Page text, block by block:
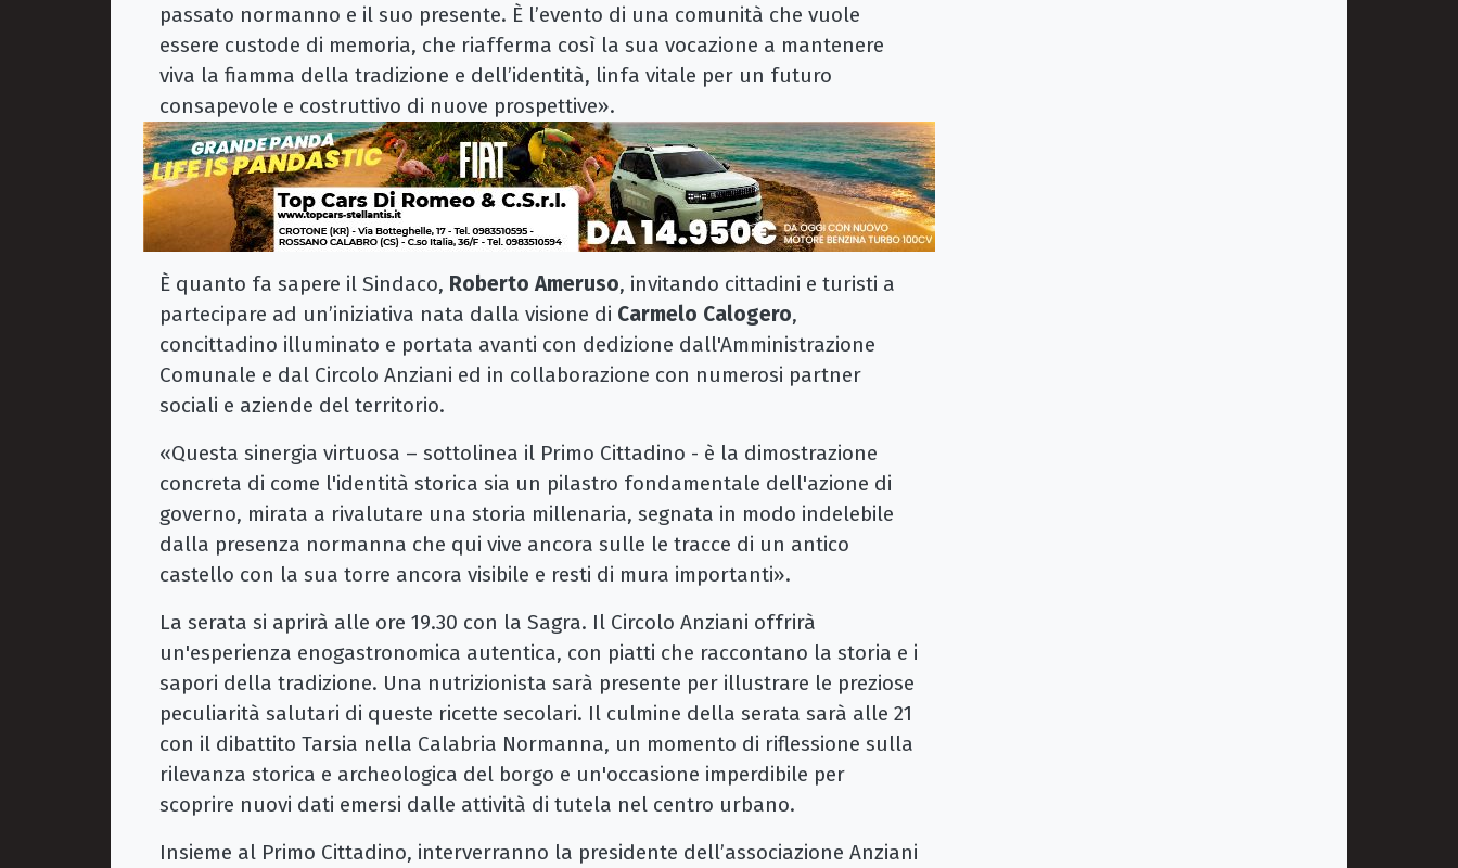
passato normanno e il suo presente. È l’evento di una comunità che vuole
essere custode di memoria, che riafferma così la sua vocazione a mantenere
viva la fiamma della tradizione e dell’identità, linfa vitale per un futuro
consapevole e costruttivo di nuove prospettive».
È quanto fa sapere il Sindaco, Roberto Ameruso, invitando cittadini e turisti a
partecipare ad un’iniziativa nata dalla visione di Carmelo Calogero,
concittadino illuminato e portata avanti con dedizione dall'Amministrazione
Comunale e dal Circolo Anziani ed in collaborazione con numerosi partner
sociali e aziende del territorio.
«Questa sinergia virtuosa – sottolinea il Primo Cittadino - è la dimostrazione
concreta di come l'identità storica sia un pilastro fondamentale dell'azione di
governo, mirata a rivalutare una storia millenaria, segnata in modo indelebile
dalla presenza normanna che qui vive ancora sulle le tracce di un antico
castello con la sua torre ancora visibile e resti di mura importanti».
La serata si aprirà alle ore 19.30 con la Sagra. Il Circolo Anziani offrirà
un'esperienza enogastronomica autentica, con piatti che raccontano la storia e i
sapori della tradizione. Una nutrizionista sarà presente per illustrare le preziose
peculiarità salutari di queste ricette secolari. Il culmine della serata sarà alle 21
con il dibattito Tarsia nella Calabria Normanna, un momento di riflessione sulla
rilevanza storica e archeologica del borgo e un'occasione imperdibile per
scoprire nuovi dati emersi dalle attività di tutela nel centro urbano.
Insieme al Primo Cittadino, interverranno la presidente dell’associazione Anziani